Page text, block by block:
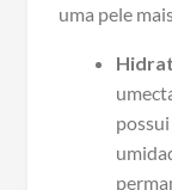
uma pele